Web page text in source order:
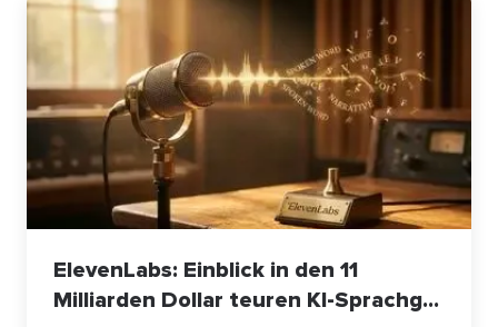
ElevenLabs: Einblick in den 11
Milliarden Dollar teuren KI-Sprachg...